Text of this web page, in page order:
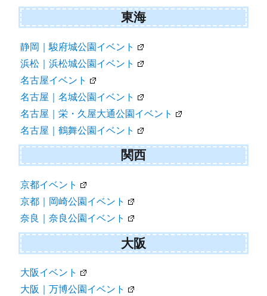
東海
静岡｜駿府城公園イベント
浜松｜浜松城公園イベント
名古屋イベント
名古屋｜名城公園イベント
名古屋｜栄・久屋大通公園イベント
名古屋｜鶴舞公園イベント
関西
京都イベント
京都｜岡崎公園イベント
奈良｜奈良公園イベント
大阪
大阪イベント
大阪｜万博公園イベント